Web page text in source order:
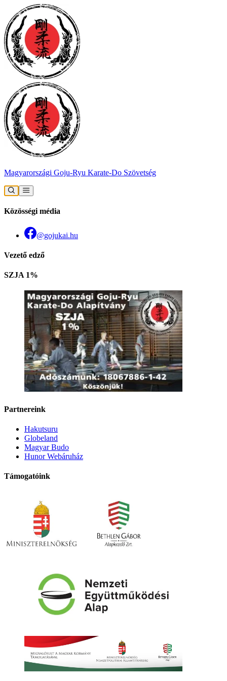
Magyarországi Goju-Ryu Karate-Do Szövetség
Közösségi média
@gojukai.hu
Vezető edző
SZJA 1%
Partnereink
Hakutsuru
Globeland
Magyar Budo
Hunor Webáruház
Támogatóink